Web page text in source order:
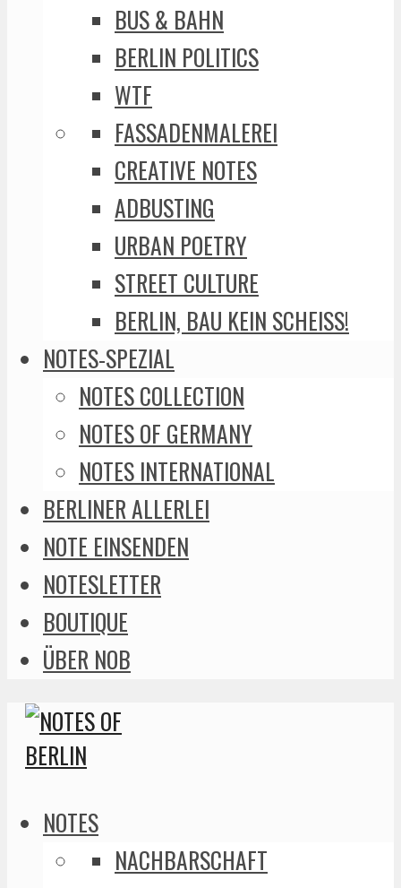
BUS & BAHN
BERLIN POLITICS
WTF
FASSADENMALEREI
CREATIVE NOTES
ADBUSTING
URBAN POETRY
STREET CULTURE
BERLIN, BAU KEIN SCHEISS!
NOTES-SPEZIAL
NOTES COLLECTION
NOTES OF GERMANY
NOTES INTERNATIONAL
BERLINER ALLERLEI
NOTE EINSENDEN
NOTESLETTER
BOUTIQUE
ÜBER NOB
NOTES
NACHBARSCHAFT